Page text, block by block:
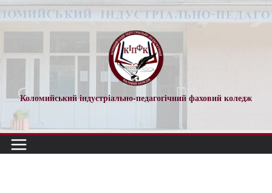
Перейти
до
Коломийський індустріально-педагогічний фаховий коледж